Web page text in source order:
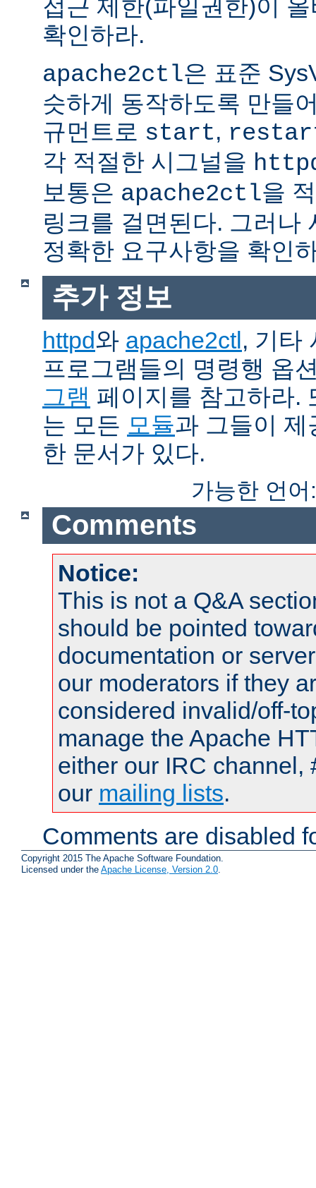
접근 제한(파일권한)이
확인하라.
apache2ctl은 표준
슷하게 동작하도록 만들
규먼트로 start,
각 적절한 시그널을
보통은 apache2ctl을
링크를 걸면된다. 그러나
정확한 요구사항을 확인
추가 정보
httpd와 apache2ctl, 기타
프로그램들의 명령행 옵
그램 페이지를 참고하라.
는 모든 모듈과 그들이
한 문서가 있다.
가능한 언
Comments
Notice:
This is not a Q&A
should be pointed
documentation or
our moderators if they
considered invalid/off-
manage the Apache
either our IRC channel,
our mailing lists.
Comments are disabled
Copyright 2015 The Apache Software Foundation.
Licensed under the Apache License, Version 2.0